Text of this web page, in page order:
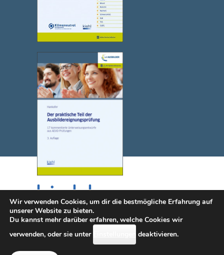
© 2025 NWB Verlag. Kiehl ist eine Marke des NWB Verlags.
Kontakt | Impressum
| Erklärung zur
Wir verwenden Cookies, um dir die bestmögliche Erfahrung auf
unserer Website zu bieten.
Du kannst mehr darüber erfahren, welche Cookies wir
verwenden, oder sie unter
deaktivieren.